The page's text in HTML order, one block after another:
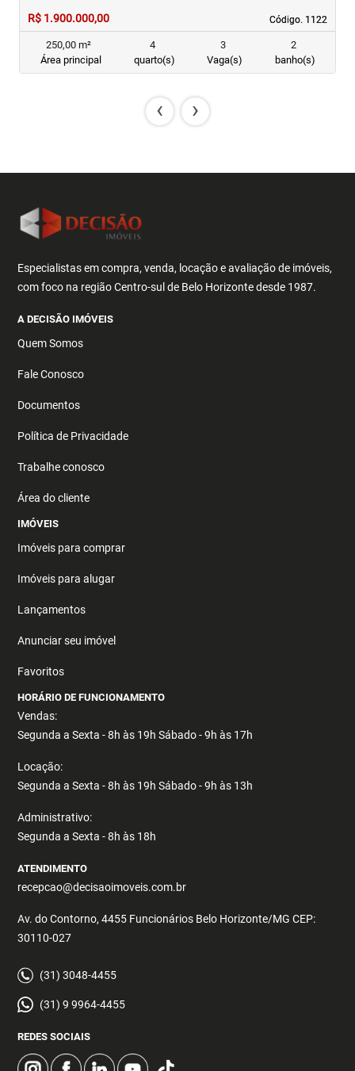
Código. 1122
Código. 1122
R$ 1.900.000,00
250,00 m²
Área principal
4
quarto(s)
3
Vaga(s)
2
banho(s)
‹ ›
Especialistas em compra, venda, locação e avaliação de imóveis,
com foco na região Centro-sul de Belo Horizonte desde 1987.
A DECISÃO IMÓVEIS
Quem Somos
Fale Conosco
Documentos
Política de Privacidade
Trabalhe conosco
Área do cliente
IMÓVEIS
Imóveis para comprar
Imóveis para alugar
Lançamentos
Anunciar seu imóvel
Favoritos
HORÁRIO DE FUNCIONAMENTO
Vendas:
Segunda a Sexta - 8h às 19h Sábado - 9h às 17h
Locação:
Segunda a Sexta - 8h às 19h Sábado - 9h às 13h
Administrativo:
Segunda a Sexta - 8h às 18h
ATENDIMENTO
recepcao@decisaoimoveis.com.br
Av. do Contorno, 4455 Funcionários Belo Horizonte/MG CEP:
30110-027
(31) 3048-4455
(31) 9 9964-4455
REDES SOCIAIS